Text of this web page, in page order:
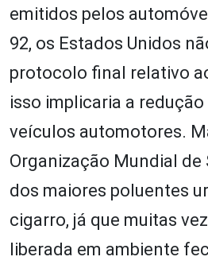
emitidos pelos
92, os Estados Unidos
protocolo final relativo
isso implicaria a
veículos automotores.
Organização Mundial de
dos maiores poluentes
cigarro, já que muitas
liberada em ambiente